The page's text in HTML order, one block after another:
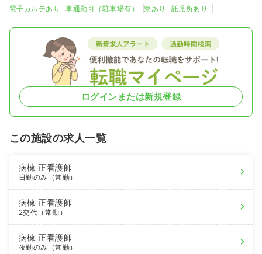
電子カルテあり 車通勤可（駐車場有） 寮あり 託児所あり
ログインまたは新規登録
この施設の求人一覧
病棟正看護師
日勤のみ（常勤）
病棟正看護師
2交代（常勤）
病棟正看護師
夜勤のみ（常勤）